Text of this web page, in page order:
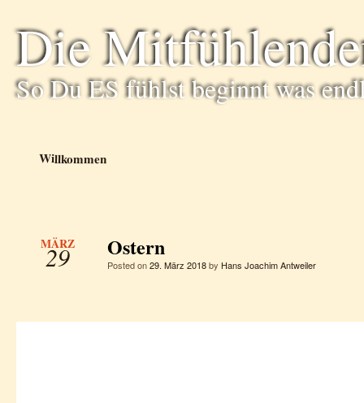
Die
So Du ES fühlst beginnt was
Willkommen
MÄRZ
29 Ostern
Posted on29. März 2018by Hans Joachim Antweiler